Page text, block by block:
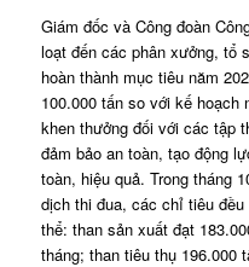
Giám đốc và Công đoàn
loạt đến các phân xưởng, tổ
hoàn thành mục tiêu năm
100.000 tấn so với kế hoạch
khen thưởng đối với các tập
đảm bảo an toàn, tạo động
toàn, hiệu quả. Trong tháng
dịch thi đua, các chỉ tiêu
thể: than sản xuất đạt
tháng; than tiêu thụ